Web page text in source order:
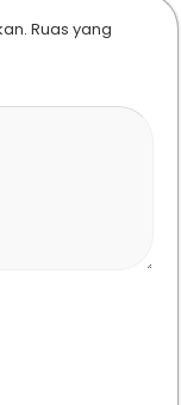
Ruas yang